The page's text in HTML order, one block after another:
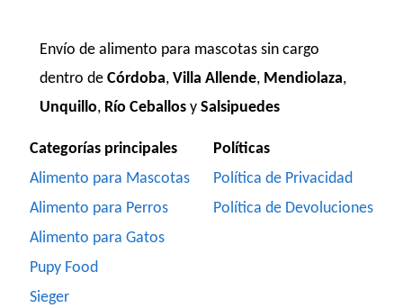
Envío de alimento para mascotas sin cargo
dentro de Córdoba, Villa Allende, Mendiolaza,
Unquillo, Río Ceballos y Salsipuedes
Categorías principales
Alimento para Mascotas
Alimento para Perros
Alimento para Gatos
Pupy Food
Sieger
Políticas
Política de Privacidad
Política de Devoluciones